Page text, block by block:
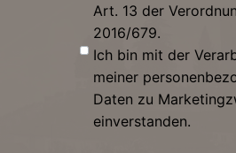
Art. 13 der
2016/679.
Ich bin mit der
meiner
Daten zu
einverstanden.